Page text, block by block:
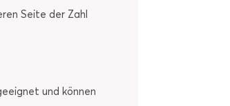
Seite der Zahl
und können